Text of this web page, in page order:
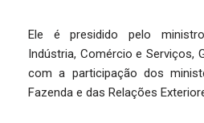
Ele é presidido pelo
Indústria, Comércio e Serviços,
com a participação dos
Fazenda e das Relações